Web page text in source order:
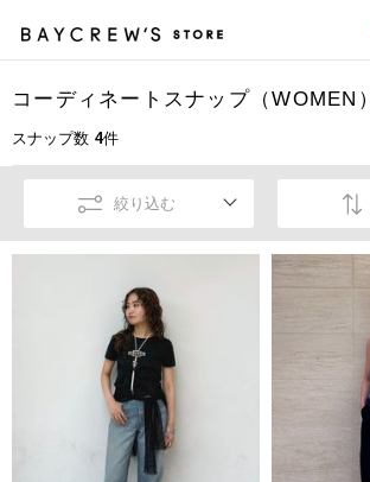
コーディネートスナップ（WOMEN）
スナップ数 4件
絞り込む